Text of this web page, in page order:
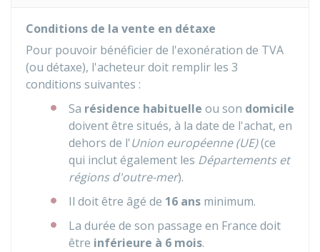
Conditions de la vente en détaxe
Pour pouvoir bénéficier de l'exonération de TVA
(ou détaxe), l'acheteur doit remplir les 3
conditions suivantes :
Sa résidence habituelle ou son domicile
doivent être situés, à la date de l'achat, en
dehors de l'Union européenne (UE)(ce
qui inclut également les Départements et
régions d'outre-mer).
Il doit être âgé de 16 ans minimum.
La durée de son passage en France doit
être inférieure à 6 mois.